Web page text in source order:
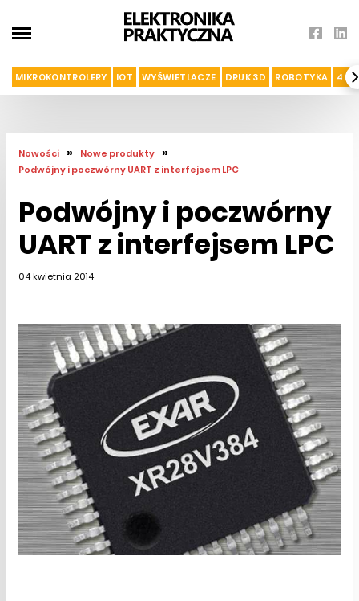
MIKROKONTROLERY IOT WYŚWIETLACZE DRUK 3D ROBOTYKA 4G I
Nowości » Nowe produkty »
Podwójny i poczwórny UART z interfejsem LPC
Podwójny i poczwórny
UART z interfejsem LPC
04 kwietnia 2014